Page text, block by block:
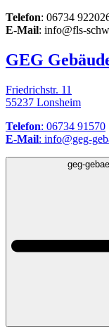
Telefon: 06734
E-Mail: info@fls-
GEG
Friedrichstr. 11
55237 Lonsheim
Telefon: 06734 91570
E-Mail: info@geg-
geg-